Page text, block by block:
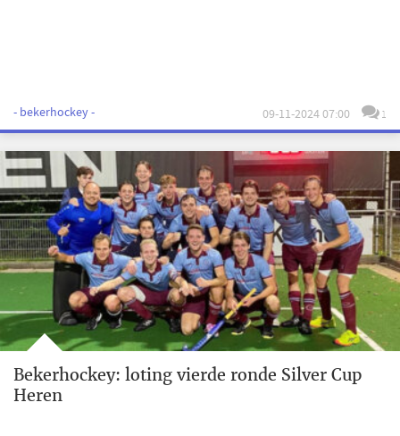
- bekerhockey - 09-11-2024 07:00 1
Bekerhockey: loting vierde ronde Silver Cup
Heren